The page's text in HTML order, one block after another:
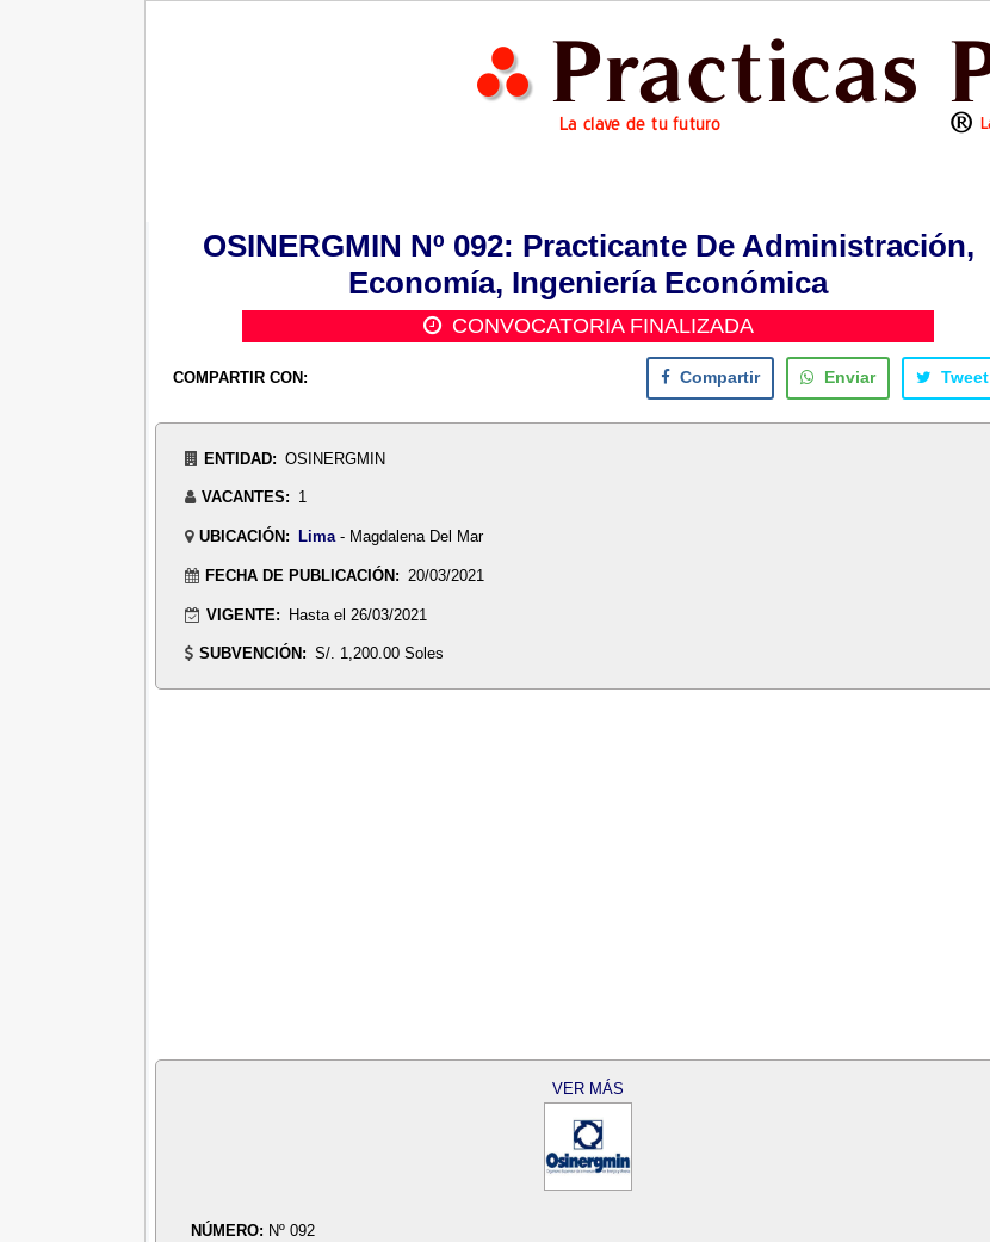
OSINERGMIN Nº 092: Practicante De Administración,
Economía, Ingeniería Económica
CONVOCATORIA FINALIZADA
COMPARTIR CON: Compartir Enviar Tweet
ENTIDAD: OSINERGMIN
VACANTES: 1
UBICACIÓN: Lima- Magdalena Del Mar
FECHA DE PUBLICACIÓN: 20/03/2021
VIGENTE: Hasta el 26/03/2021
SUBVENCIÓN: S/. 1,200.00 Soles
VER MÁS
NÚMERO: Nº 092